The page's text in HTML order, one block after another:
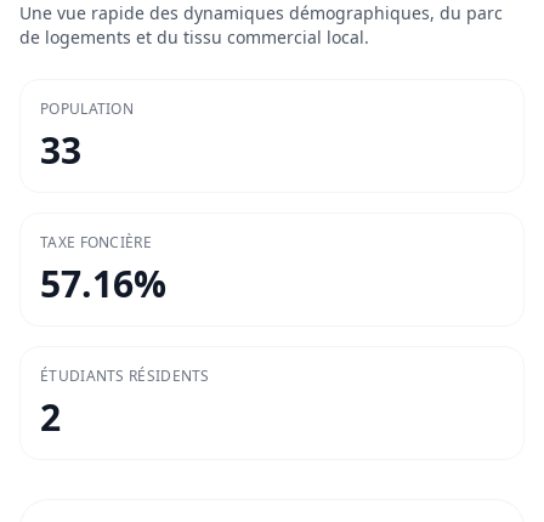
Une vue rapide des dynamiques démographiques, du parc
de logements et du tissu commercial local.
POPULATION
33
TAXE FONCIÈRE
57.16%
ÉTUDIANTS RÉSIDENTS
2